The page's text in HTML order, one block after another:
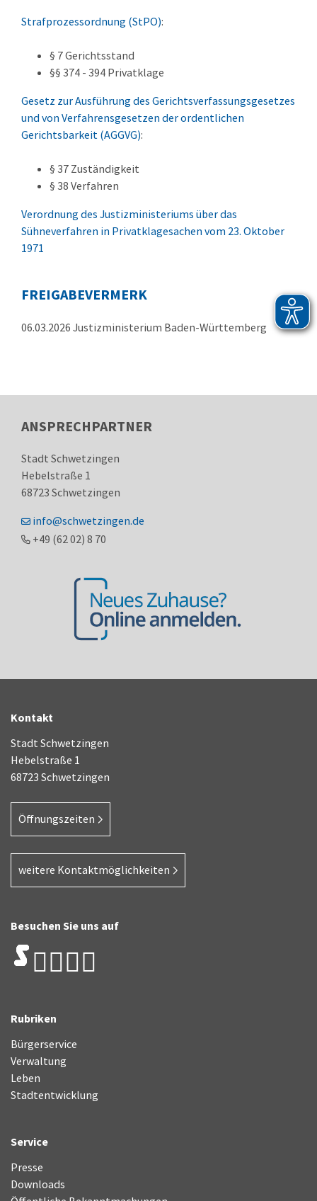
Strafprozessordnung (StPO):
§ 7Gerichtsstand
§§ 374 - 394 Privatklage
Gesetz zur Ausführung des Gerichtsverfassungsgesetzes
und von Verfahrensgesetzen der ordentlichen
Gerichtsbarkeit (AGGVG):
§ 37 Zuständigkeit
§ 38 Verfahren
Verordnung des Justizministeriums über das
Sühneverfahren in Privatklagesachen vom 23. Oktober
1971
FREIGABEVERMERK
06.03.2026 Justizministerium Baden-Württemberg
ANSPRECHPARTNER
Stadt Schwetzingen
Hebelstraße 1
68723 Schwetzingen
info@schwetzingen.de
+49 (6202) 8 70
Kontakt
Stadt Schwetzingen
Hebelstraße 1
68723 Schwetzingen
Öffnungszeiten
weitere Kontaktmöglichkeiten
Besuchen Sie uns auf
Rubriken
Bürgerservice
Verwaltung
Leben
Stadtentwicklung
Service
Presse
Downloads